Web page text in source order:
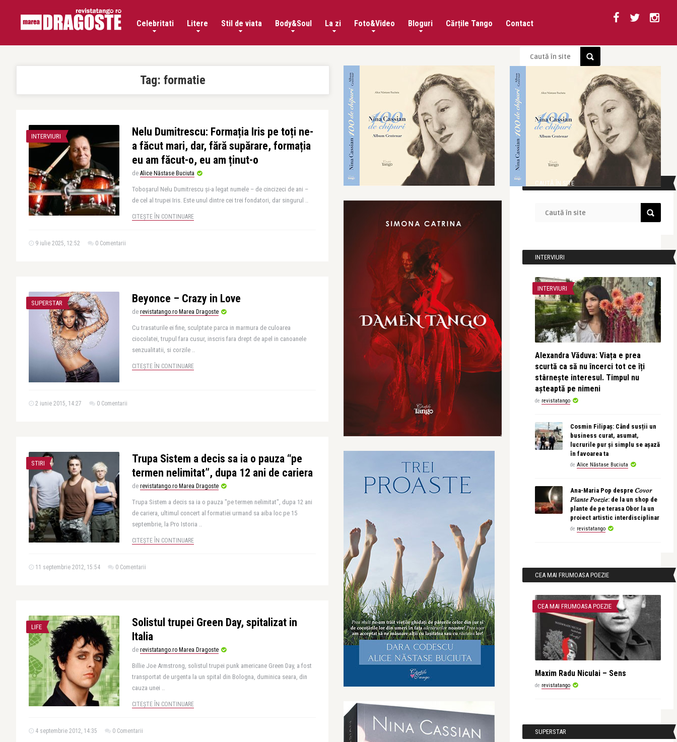
Celebritati Litere Stil de viata Body&Soul La zi Foto&Video Bloguri Cărțile Tango Contact
Tag: formatie
INTERVIURI
Nelu Dumitrescu: Formația Iris pe toți ne-
a făcut mari, dar, fără supărare, formația
eu am făcut-o, eu am ținut-o
de Alice Năstase Buciuta
Toboșarul Nelu Dumitrescu și-a legat numele – de cincizeci de ani –
de cel al trupei Iris. Este unul dintre cei trei fondatori, dar singurul ..
CITEȘTE ÎN CONTINUARE
9 iulie 2025, 12:52 0 Comentarii
SUPERSTAR Beyonce – Crazy in Love
de revistatango.ro Marea Dragoste
Cu trasaturile ei fine, sculptate parca in marmura de culoarea
ciocolatei, trupul fara cusur, inscris fara drept de apel in canoanele
senzualitatii, si corzile ..
CITEȘTE ÎN CONTINUARE
2 iunie 2015, 14:27 0 Comentarii
STIRI
Trupa Sistem a decis sa ia o pauza “pe
termen nelimitat”, dupa 12 ani de cariera
de revistatango.ro Marea Dragoste
Trupa Sistem a decis sa ia o pauza "pe termen nelimitat", dupa 12 ani
de cariera, ultimul concert al formatiei urmand sa aiba loc pe 15
septembrie, la Pro Istoria ..
CITEȘTE ÎN CONTINUARE
11 septembrie 2012, 15:54 0 Comentarii
LIFE
Solistul trupei Green Day, spitalizat in
Italia
de revistatango.ro Marea Dragoste
Billie Joe Armstrong, solistul trupei punk americane Green Day, a fost
transportat de urgenta la un spital din Bologna, duminica seara, din
cauza unei ..
CITEȘTE ÎN CONTINUARE
4 septembrie 2012, 14:35 0 Comentarii
CAUTĂ ÎN SITE
INTERVIURI
INTERVIURI
Alexandra Văduva: Viața e prea
scurtă ca să nu încerci tot ce îți
stârnește interesul. Timpul nu
așteaptă pe nimeni
de revistatango
Cosmin Filipaș: Când susții un
business curat, asumat,
lucrurile pur și simplu se așază
în favoarea ta
de Alice Năstase Buciuta
Ana-Maria Pop despre 𝐶𝑜𝑣𝑜𝑟
𝑃𝑙𝑎𝑛𝑡𝑒 𝑃𝑜𝑒𝑧𝑖𝑒: de la un shop de
plante de pe terasa Obor la un
proiect artistic interdisciplinar
de revistatango
CEA MAI FRUMOASA POEZIE
CEA MAI FRUMOASA POEZIE
Maxim Radu Niculai – Sens
de revistatango
SUPERSTAR